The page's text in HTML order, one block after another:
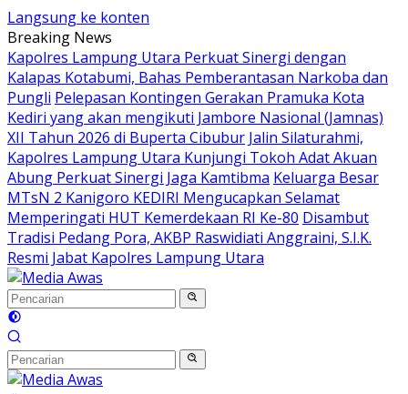
Langsung ke konten
Breaking News
Kapolres Lampung Utara Perkuat Sinergi dengan
Kalapas Kotabumi, Bahas Pemberantasan Narkoba dan
Pungli Pelepasan Kontingen Gerakan Pramuka Kota
Kediri yang akan mengikuti Jambore Nasional (Jamnas)
XII Tahun 2026 di Buperta Cibubur Jalin Silaturahmi,
Kapolres Lampung Utara Kunjungi Tokoh Adat Akuan
Abung Perkuat Sinergi Jaga Kamtibma Keluarga Besar
MTsN 2 Kanigoro KEDIRI Mengucapkan Selamat
Memperingati HUT Kemerdekaan RI Ke-80 Disambut
Tradisi Pedang Pora, AKBP Raswidiati Anggraini, S.I.K.
Resmi Jabat Kapolres Lampung Utara